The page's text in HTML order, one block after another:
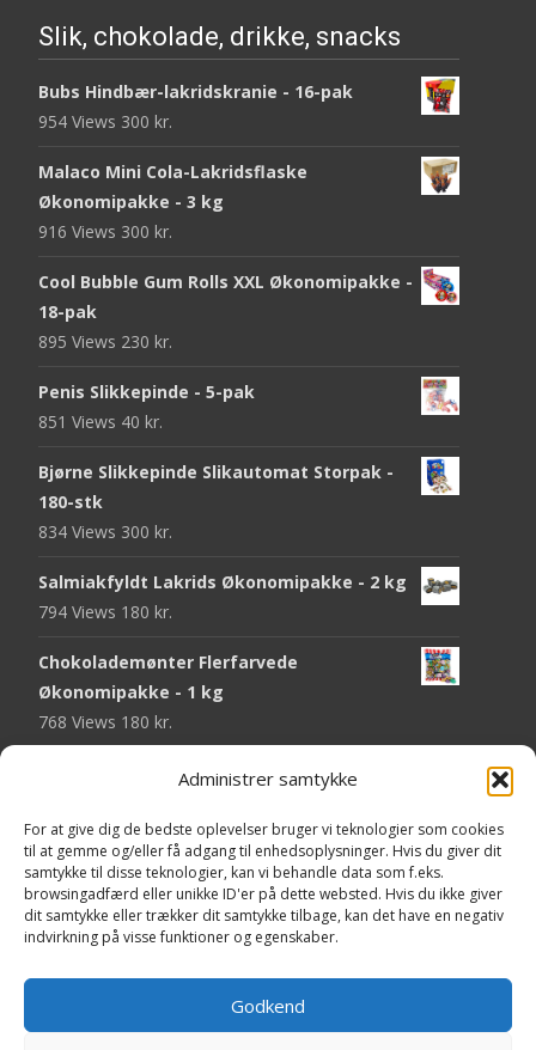
Administrer samtykke
For at give dig de bedste oplevelser bruger vi teknologier som cookies
til at gemme og/eller få adgang til enhedsoplysninger. Hvis du giver dit
samtykke til disse teknologier, kan vi behandle data som f.eks.
browsingadfærd eller unikke ID'er på dette websted. Hvis du ikke giver
dit samtykke eller trækker dit samtykke tilbage, kan det have en negativ
indvirkning på visse funktioner og egenskaber.
Godkend
Slik, chokolade, drikke, snacks
Bubs Hindbær-lakridskranie - 16-pak
954 Views 300 kr.
Malaco Mini Cola-Lakridsflaske
Økonomipakke - 3 kg
916 Views 300 kr.
Cool Bubble Gum Rolls XXL Økonomipakke -
18-pak
895 Views 230 kr.
Penis Slikkepinde - 5-pak
851 Views 40 kr.
Bjørne Slikkepinde Slikautomat Storpak -
180-stk
834 Views 300 kr.
Salmiakfyldt Lakrids Økonomipakke - 2 kg
794 Views 180 kr.
Chokolademønter Flerfarvede
Økonomipakke - 1 kg
768 Views 180 kr.
Malaco Stjerner Lakrids - 92 gram
Pringles Hot & Spicy - 165 gram
743 Views40 kr.
Fini Krudttønder Tyggegummi